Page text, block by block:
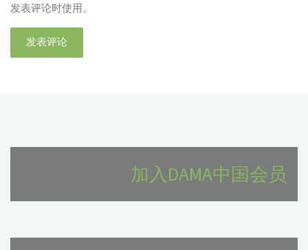
发表评论时使用。
加入DAMA中国会员